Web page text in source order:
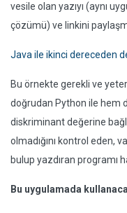
vesile olan yazıyı (aynı
çözümü) ve linkini
Java ile ikinci dereceden
Bu örnekte gerekli ve
doğrudan Python ile hem
diskriminant değerine
olmadığını kontrol eden,
bulup yazdıran programı
Bu uygulamada